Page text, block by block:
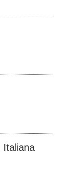
Italiana